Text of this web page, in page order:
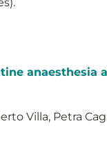
anaesthesia
Villa, Petra